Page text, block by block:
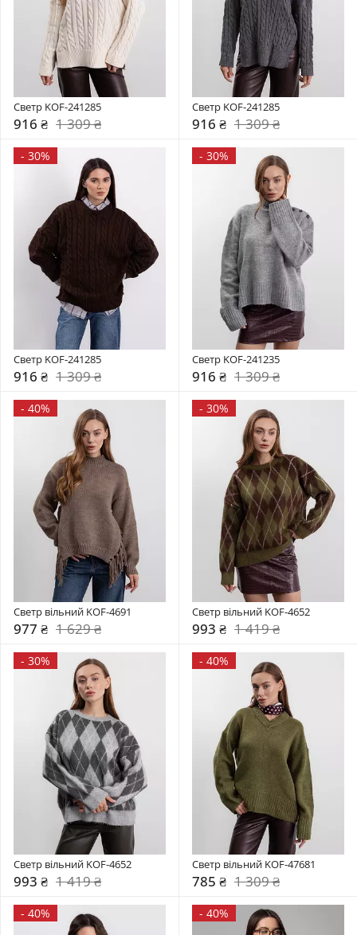
Светр KOF-241285
916 ₴ 1 309 ₴
Светр KOF-241285
916 ₴ 1 309 ₴
- 30%
Светр KOF-241285
916 ₴ 1 309 ₴
- 30%
Светр KOF-241235
916 ₴ 1 309 ₴
- 40%
Светр вільний KOF-4691
977 ₴ 1 629 ₴
- 30%
Светр вільний KOF-4652
993 ₴ 1 419 ₴
- 30%
Светр вільний KOF-4652
993 ₴ 1 419 ₴
- 40%
Светр вільний KOF-47681
785 ₴ 1 309 ₴
- 40% - 40%